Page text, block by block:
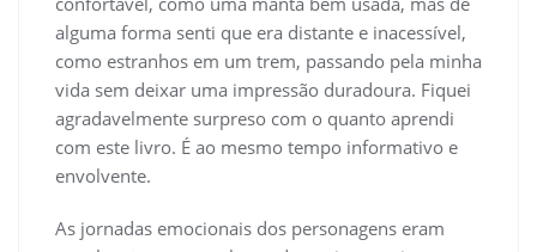
alguma forma senti que era distante e inacessível,
como estranhos em um trem, passando pela minha
vida sem deixar uma impressão duradoura. Fiquei
agradavelmente surpreso com o quanto aprendi
com este livro. É ao mesmo tempo informativo e
envolvente.
As jornadas emocionais dos personagens eram